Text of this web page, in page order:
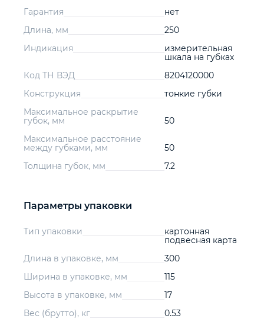
Гарантия
нет
Длина, мм
250
Индикация
измерительная
шкала на губках
Код ТН ВЭД
8204120000
Конструкция
тонкие губки
Максимальное раскрытие
губок, мм
50
Максимальное расстояние
между губками, мм
50
Толщина губок, мм
7.2
Параметры упаковки
Тип упаковки
картонная
подвесная карта
Длина в упаковке, мм
300
Ширина в упаковке, мм
115
Высота в упаковке, мм
17
Вес (брутто), кг
0.53